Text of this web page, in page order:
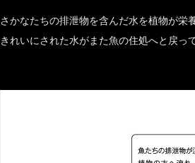
さかなたちの排泄物を含んだ水を植物が栄
きれいにされた水がまた魚の住処へと戻っ